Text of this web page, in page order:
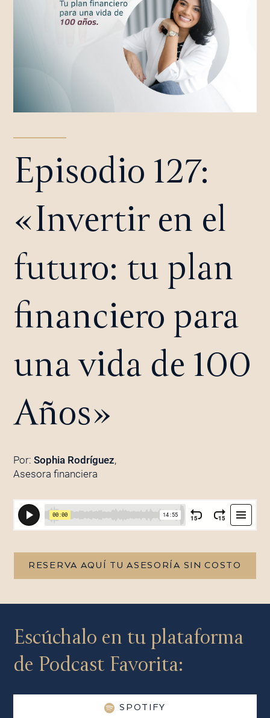
Episodio 127:
«Invertir en el
futuro: tu plan
financiero para
una vida de 100
Años»
Por: Sophia Rodríguez,
Asesora financiera
RESERVA AQUÍ TU ASESORÍA SIN COSTO
Escúchalo en tu plataforma
de Podcast Favorita:
SPOTIFY